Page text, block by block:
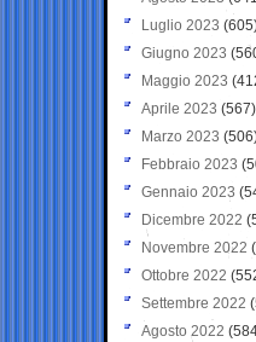
Luglio 2023
Giugno 2023
Maggio 2023
Aprile 2023 (567)
Marzo 2023
Febbraio 2023
Gennaio 2023
Dicembre 2022
Novembre 2022
Ottobre 2022
Settembre 2022
Agosto 2022